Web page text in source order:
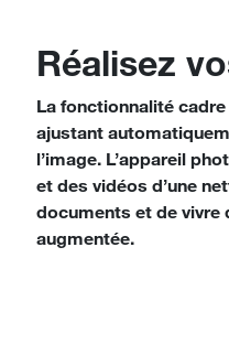
Réalisez
La fonctionnalité
ajustant
l’image. L’appareil
et des vidéos d’une
documents et de vivre
augmentée.